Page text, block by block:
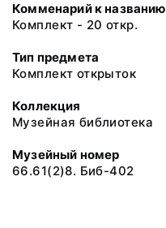
Комменарий к названию
Комплект - 20 откр.
Тип предмета
Комплект открыток
Коллекция
Музейная библиотека
Музейный номер
66.61(2)8. Биб-402